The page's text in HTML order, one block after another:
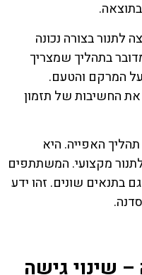
לתנור בצורה נכונה
בתהליך שמצריך
על המרקם והטעם.
החשיבות של תזמון
האפייה. היא
מקצועי. המשתתפים
בתנאים שונים. זהו ידע
שינוי גישה